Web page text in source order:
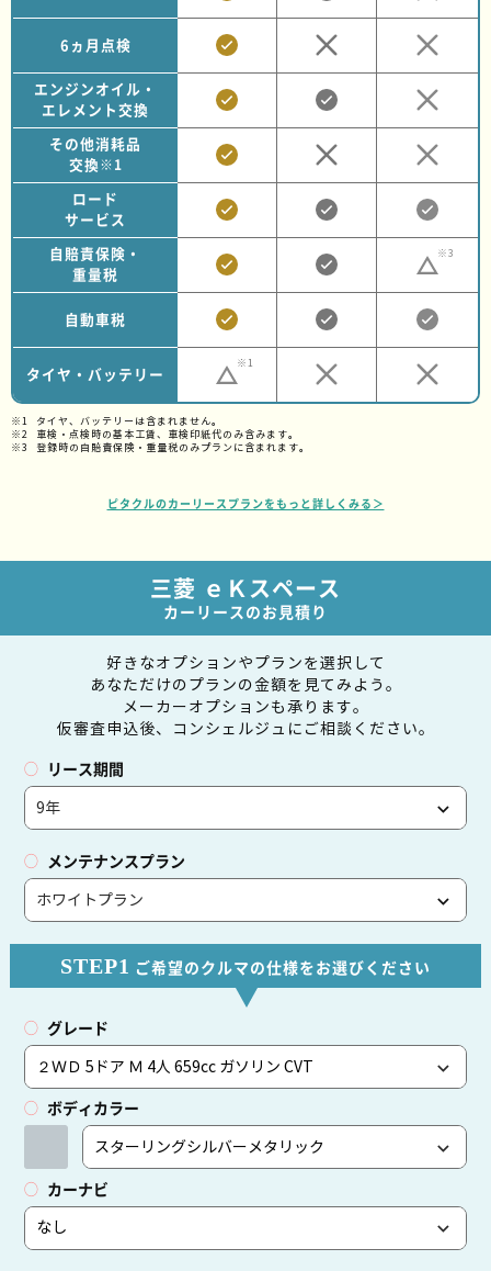
6ヵ月点検
エンジンオイル・
エレメント交換
その他消耗品
交換※1
ロード
サービス
自賠責保険・
重量税
※3
自動車税
タイヤ・バッテリー
※1
タイヤ、バッテリーは含まれません。
車検・点検時の基本工賃、車検印紙代のみ含みます。
登録時の自賠責保険・重量税のみプランに含まれます。
ピタクルのカーリースプランをもっと詳しくみる＞
三菱 ｅＫスペース
カーリースのお見積り
好きなオプションやプランを選択して
あなただけのプランの金額を見てみよう。
メーカーオプションも承ります。
仮審査申込後、コンシェルジュにご相談ください。
リース期間
メンテナンスプラン
STEP1 ご希望のクルマの仕様をお選びください
グレード
ボディカラー
カーナビ